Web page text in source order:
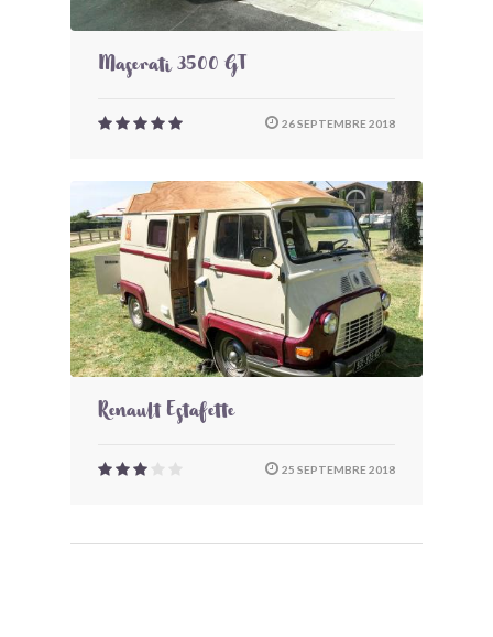
Maserati 3500 GT
26 SEPTEMBRE 2018
Renault Estafette
25 SEPTEMBRE 2018